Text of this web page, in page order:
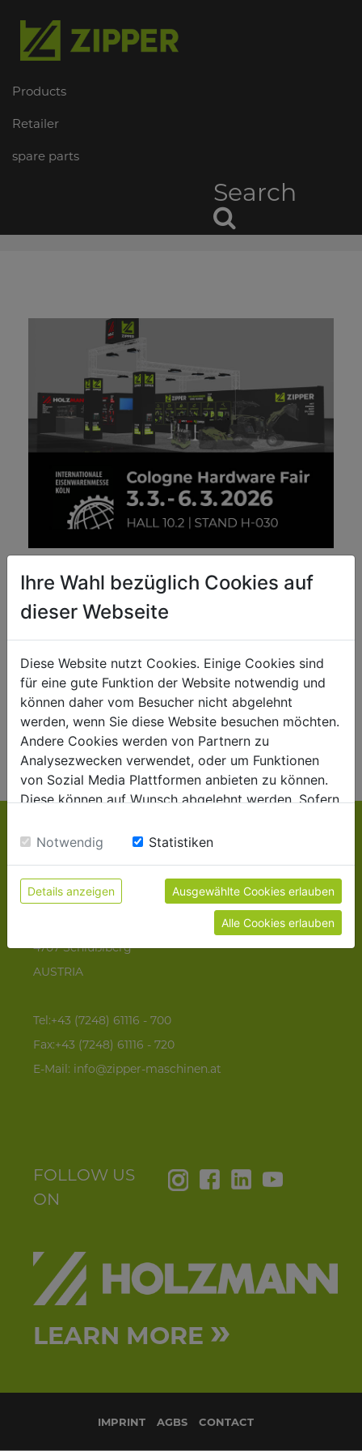
Products
Retailer
spare parts
Search
Hardware Fair Cologne 2026
in Cologne!
3. - 6. March 2026
Hall 10, Floor 2 (10.2)
Stand H-030
Discover a selection of new HOLZMANN and ZIPPER
products. We would also be happy to provide you with
information about our extensive range of machines in a
personal consultation.
CONTAKT
ZIPPER MASCHINEN
4707 Schlüßlberg
AUSTRIA
Tel:+43 (7248) 61116 - 700
Fax:+43 (7248) 61116 - 720
E-Mail: info@zipper-maschinen.at
FOLLOW US
ON
LEARN MORE »
IMPRINT AGBS CONTACT
Ihre Wahl bezüglich Cookies auf
dieser Webseite
Diese Website nutzt Cookies. Einige Cookies sind
für eine gute Funktion der Website notwendig und
können daher vom Besucher nicht abgelehnt
werden, wenn Sie diese Website besuchen möchten.
Andere Cookies werden von Partnern zu
Analysezwecken verwendet, oder um Funktionen
von Sozial Media Plattformen anbieten zu können.
Diese können auf Wunsch abgelehnt werden. Sofern
Einwilligung zu unseren Cookies.
Notwendig Statistiken
Details anzeigen Ausgewählte Cookies erlauben
Alle Cookies erlauben